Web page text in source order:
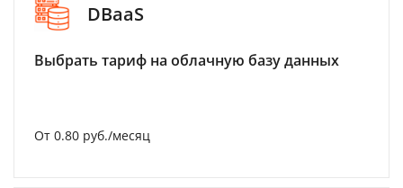
DBaaS
Выбрать тариф на облачную базу данных
От 0.80 руб./месяц